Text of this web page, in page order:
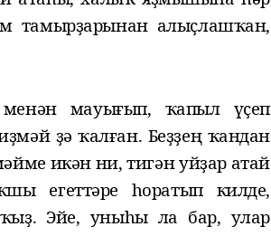
тамырҙарынан алыҫлашҡан,
мауығып, ҡапыл үҫеп
ҙә ҡалған. Беҙҙең ҡандан
икән ни, тигән уйҙар атай
егеттәре һоратып килде,
Эйе, уныһы ла бар, улар